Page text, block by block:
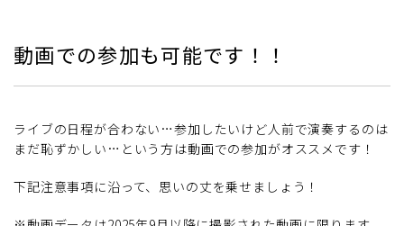
動画での参加も可能です！！
ライブの日程が合わない…参加したいけど人前で演奏するのは
まだ恥ずかしい…という方は動画での参加がオススメです！
下記注意事項に沿って、思いの丈を乗せましょう！